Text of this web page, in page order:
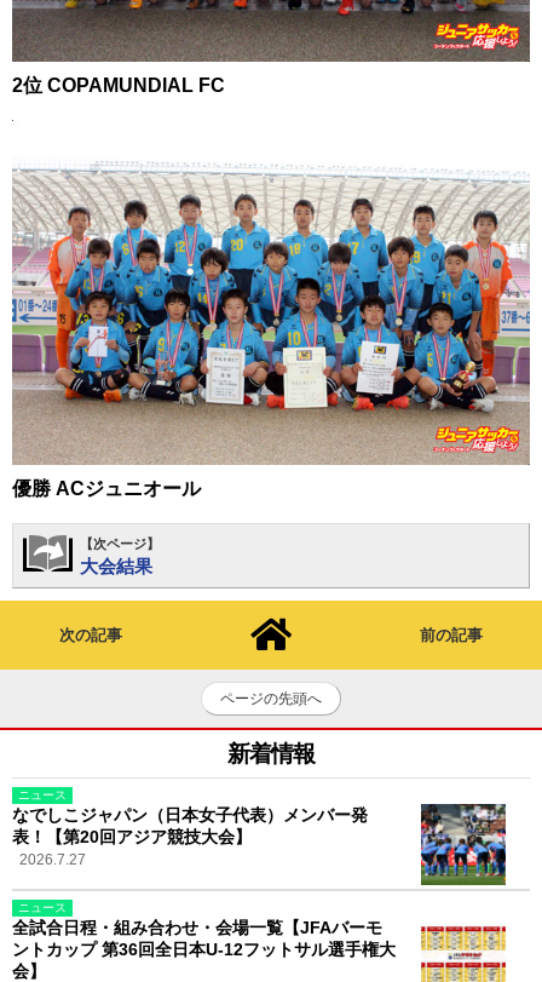
2位 COPAMUNDIAL FC
優勝 ACジュニオール
【次ページ】
大会結果
次の記事 前の記事
ページの先頭へ
新着情報
ニュース
なでしこジャパン（日本女子代表）メンバー発
表！【第20回アジア競技大会】
2026.7.27
ニュース
全試合日程・組み合わせ・会場一覧【JFAバーモ
ントカップ 第36回全日本U-12フットサル選手権大
会】